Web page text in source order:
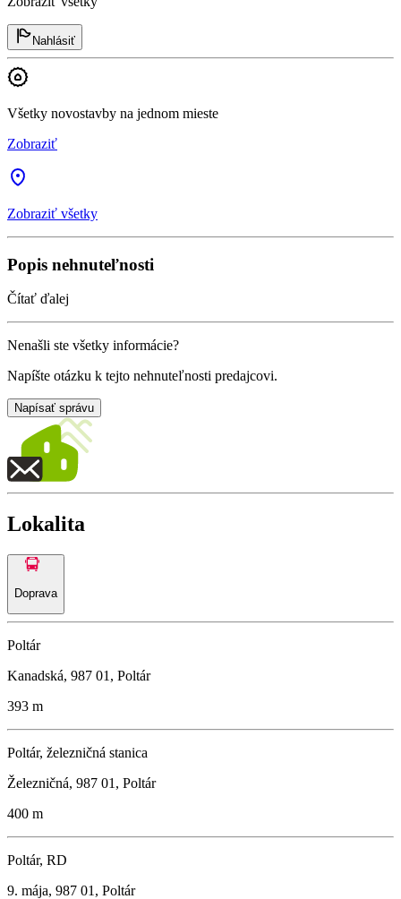
Nahlásiť
Všetky novostavby na jednom mieste
Zobraziť
Zobraziť všetky
Popis nehnuteľnosti
Čítať ďalej
Nenašli ste všetky informácie?
Napíšte otázku k tejto nehnuteľnosti predajcovi.
Napísať správu
Lokalita
Doprava
Poltár
Kanadská, 987 01, Poltár
393 m
Poltár, železničná stanica
Železničná, 987 01, Poltár
400 m
Poltár, RD
9. mája, 987 01, Poltár